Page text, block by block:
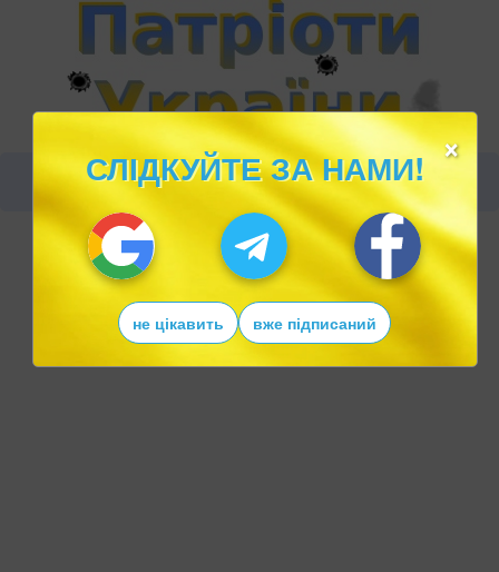
×
СЛІДКУЙТЕ ЗА НАМИ!
не цікавить вже підписаний